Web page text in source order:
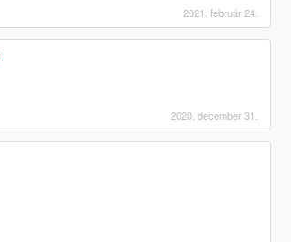
2021. február 24.
2020. december 31.